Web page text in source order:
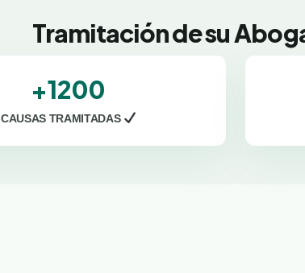
Tramitación de su
+1200
CAUSAS TRAMITADAS